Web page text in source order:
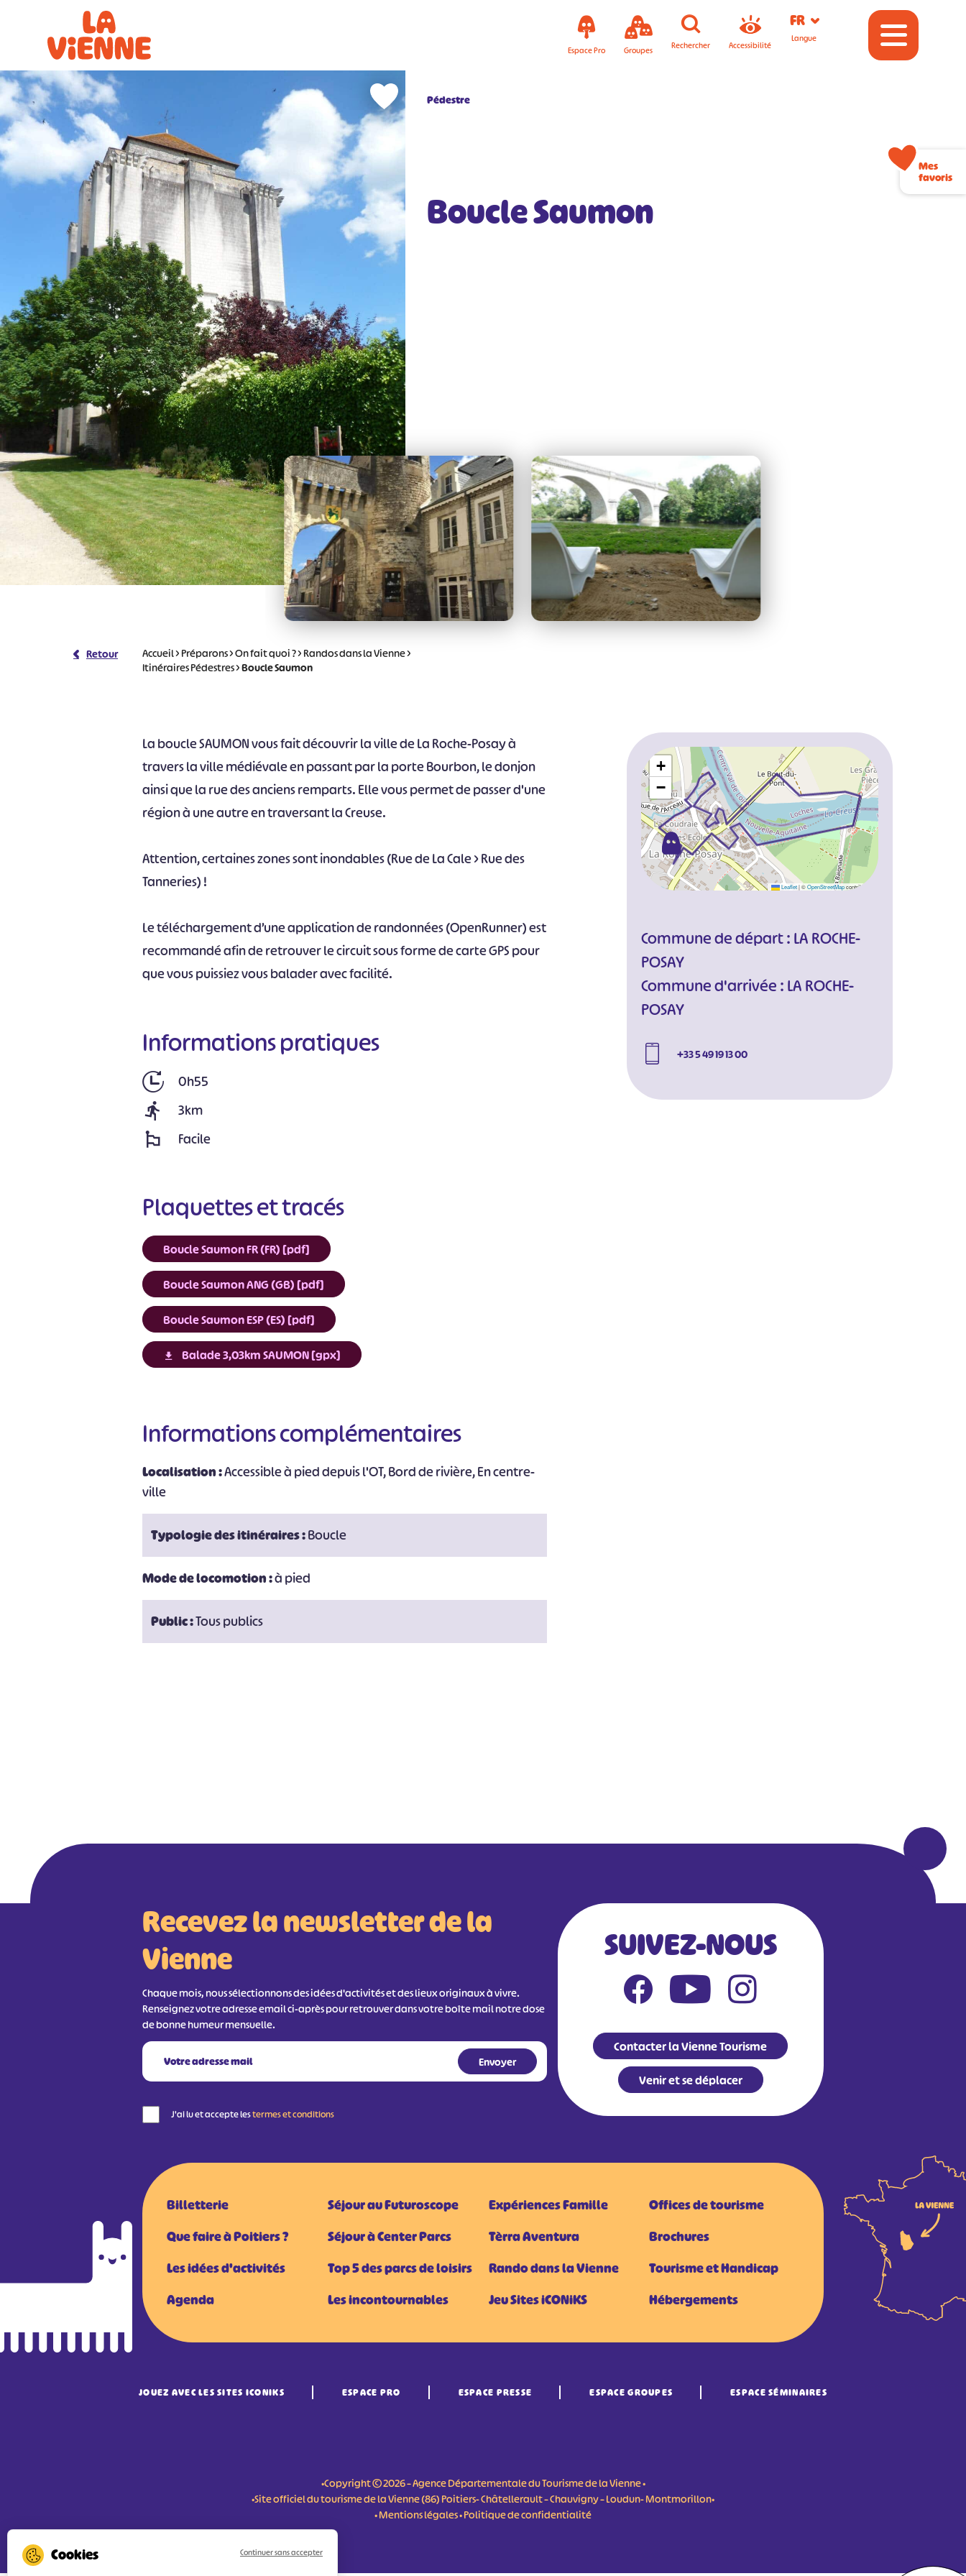
Espace Pro Groupes Rechercher Accessibilité
FR
Langue
Pédestre
Boucle Saumon
Retour Accueil>Préparons>On fait quoi ?>Randos dans la Vienne>
Itinéraires Pédestres>Boucle Saumon
La boucle SAUMON vous fait découvrir la ville de La Roche-Posay à
travers la ville médiévale en passant par la porte Bourbon, le donjon
ainsi que la rue des anciens remparts. Elle vous permet de passer d'une
région à une autre en traversant la Creuse.
Attention, certaines zones sont inondables (Rue de La Cale > Rue des
Tanneries) !
Le téléchargement d’une application de randonnées (OpenRunner) est
recommandé afin de retrouver le circuit sous forme de carte GPS pour
que vous puissiez vous balader avec facilité.
Informations pratiques
0h55
3km
Facile
Plaquettes et tracés
Boucle Saumon FR (FR) [pdf]
Boucle Saumon ANG (GB) [pdf]
Boucle Saumon ESP (ES) [pdf]
Balade 3,03km SAUMON [gpx]
Informations complémentaires
Localisation :Accessible à pied depuis l'OT, Bord de rivière, En centre-
ville
Typologie des itinéraires :Boucle
Mode de locomotion :à pied
Public :Tous publics
+
−
Leaflet|©OpenStreetMapcontributors
Commune de départ : LA ROCHE-
POSAY
Commune d'arrivée : LA ROCHE-
POSAY
+33 5 49 19 13 00
Recevez la newsletter de la
Vienne
Chaque mois, nous sélectionnons des idées d'activités et des lieux originaux à vivre.
Renseignez votre adresse email ci-après pour retrouver dans votre boîte mail notre dose
de bonne humeur mensuelle.
J'ai lu et accepte lestermes et conditions
SUIVEZ-NOUS
Contacter la Vienne Tourisme
Venir et se déplacer
Billetterie
Que faire à Poitiers ?
Les idées d'activités
Agenda
Séjour au Futuroscope
Séjour à Center Parcs
Top 5 des parcs de loisirs
Les incontournables
Expériences Famille
Tèrra Aventura
Rando dans la Vienne
Jeu Sites iCONiKS
Offices de tourisme
Brochures
Tourisme et Handicap
Hébergements
JOUEZ AVEC LES SITES ICONIKS ESPACE PRO ESPACE PRESSE ESPACE GROUPES ESPACE SÉMINAIRES
•Copyright © 2026 – Agence Départementale du Tourisme de la Vienne •
•Site officiel du tourisme de la Vienne (86) Poitiers- Châtellerault – Chauvigny – Loudun- Montmorillon•
•Mentions légales•Politique de confidentialité
RÉSERVER MES BILLETS
# #
Mes
favoris
Panneau de gestion des cookies
Continuer sans accepter